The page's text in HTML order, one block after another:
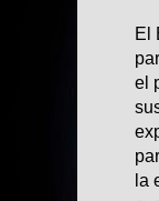
El
el
la